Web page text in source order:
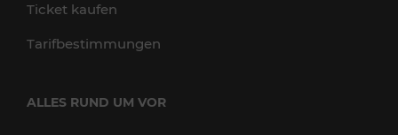
Ticket kaufen
Tarifbestimmungen
ALLES RUND UM VOR